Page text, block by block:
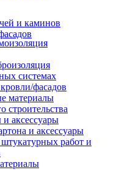
и каминов
системах
фасадов
материалы
строительства
аксессуары
и аксессуары
работ и